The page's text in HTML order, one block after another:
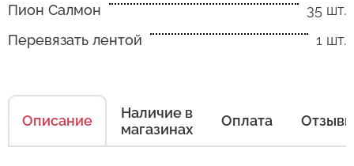
Пион Салмон
35 шт.
Перевязать лентой
1 шт.
Описание
Наличие в
магазинах
Оплата Отзывы
в Вашем букете или композиции сохраняли
свежесть как можно дольше.
1. Переносите букеты в транспортировочной
бумаге.